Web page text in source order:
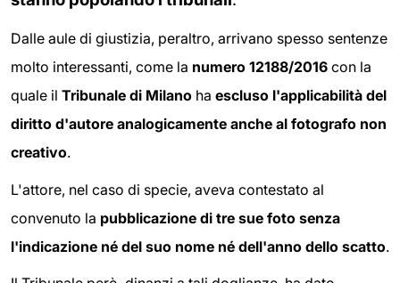
Dalle aule di giustizia, peraltro, arrivano spesso sentenze
molto interessanti, come la numero 12188/2016 con la
quale il Tribunale di Milano ha escluso l'applicabilità del
diritto d'autore analogicamente anche al fotografo non
creativo.
L'attore, nel caso di specie, aveva contestato al
convenuto la pubblicazione di tre sue foto senza
l'indicazione né del suo nome né dell'anno dello scatto.